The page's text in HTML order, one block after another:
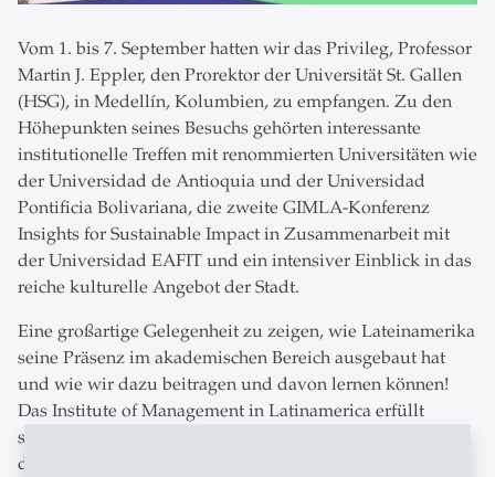
Vom 1. bis 7. September hatten wir das Privileg, Professor
Martin J. Eppler, den Prorektor der Universität St. Gallen
(HSG), in Medellín, Kolumbien, zu empfangen. Zu den
Höhepunkten seines Besuchs gehörten interessante
institutionelle Treffen mit renommierten Universitäten wie
der Universidad de Antioquia und der Universidad
Pontificia Bolivariana, die zweite GIMLA-Konferenz
Insights for Sustainable Impact in Zusammenarbeit mit
der Universidad EAFIT und ein intensiver Einblick in das
reiche kulturelle Angebot der Stadt.
Eine großartige Gelegenheit zu zeigen, wie Lateinamerika
seine Präsenz im akademischen Bereich ausgebaut hat
und wie wir dazu beitragen und davon lernen können!
Das Institute of Management in Latinamerica erfüllt
seinen Auftrag, den Mitgliedern der Universität St.Gallen
die Möglichkeit zu geben, sich mit anderen Kulturen und